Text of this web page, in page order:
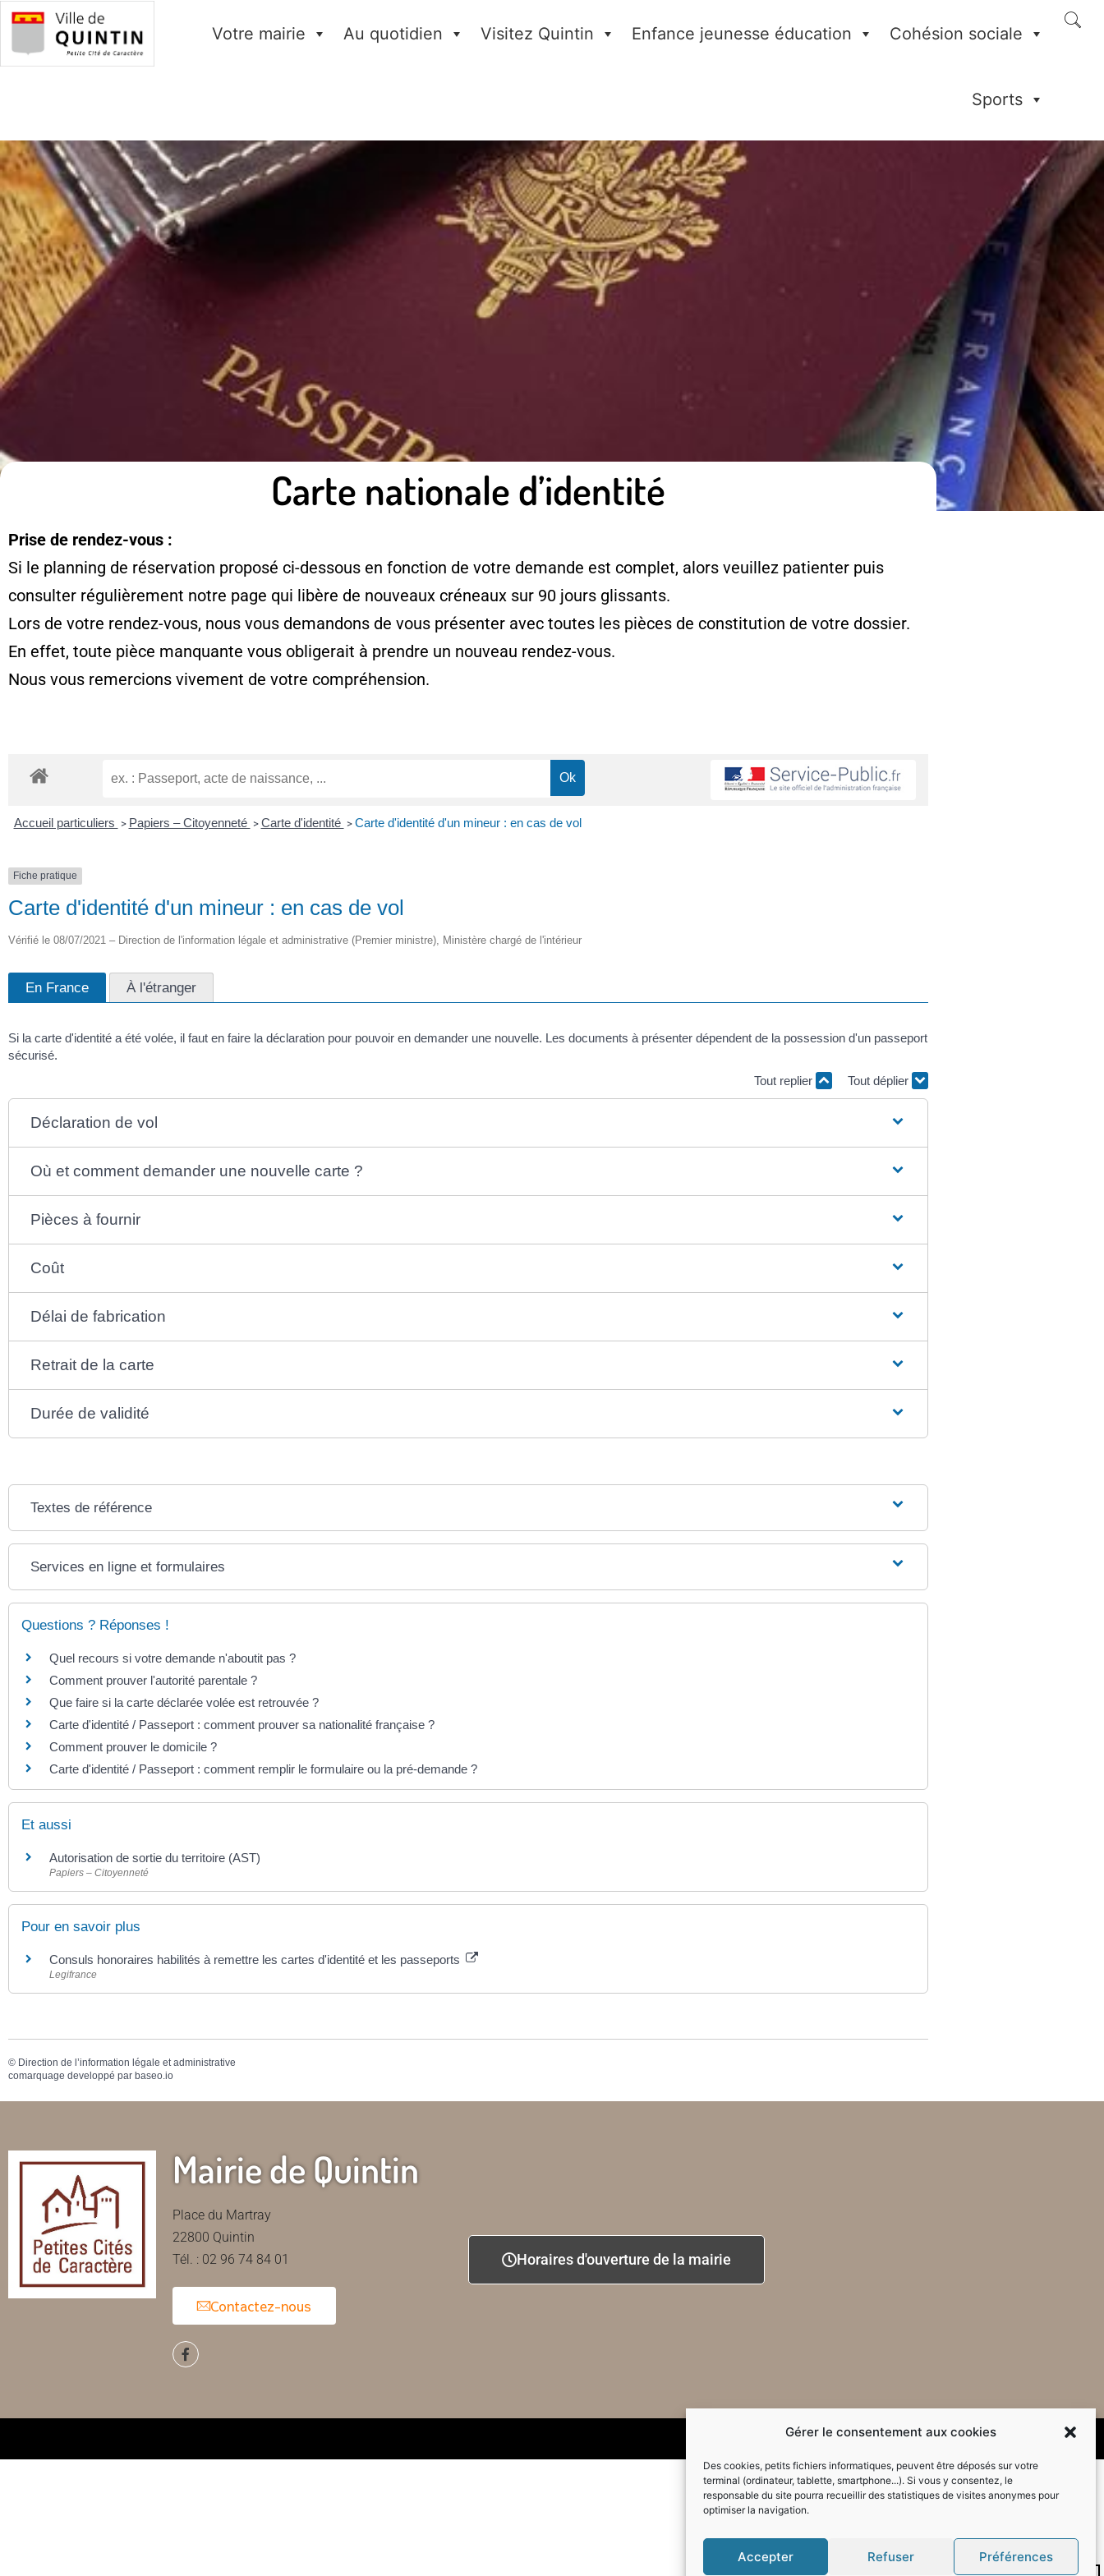
Gérer le consentement aux cookies
Des cookies, petits fichiers informatiques, peuvent être déposés sur votre
terminal (ordinateur, tablette, smartphone...). Si vous y consentez, le
responsable du site pourra recueillir des statistiques de visites anonymes pour
optimiser la navigation.
Accepter Refuser Préférences
Votre mairie Au quotidien Visitez Quintin Enfance jeunesse éducation Cohésion sociale
Sports
Carte nationale d’identité
Prise de rendez-vous :
Si le planning de réservation proposé ci-dessous en fonction de votre demande est complet, alors veuillez patienter puis
consulter régulièrement notre page qui libère de nouveaux créneaux sur 90 jours glissants.
Lors de votre rendez-vous, nous vous demandons de vous présenter avec toutes les pièces de constitution de votre dossier.
En effet, toute pièce manquante vous obligerait à prendre un nouveau rendez-vous.
Nous vous remercions vivement de votre compréhension.
Accueil particuliers > Papiers – Citoyenneté > Carte d'identité > Carte d'identité d'un mineur : en cas de vol
Fiche pratique
Carte d'identité d'un mineur : en cas de vol
Vérifié le 08/07/2021 – Direction de l'information légale et administrative (Premier ministre), Ministère chargé de l'intérieur
En France À l'étranger
Si la carte d'identité a été volée, il faut en faire la déclaration pour pouvoir en demander une nouvelle. Les documents à présenter dépendent de la possession d'un passeport
sécurisé.
Tout replier
Tout déplier
Déclaration de vol
Où et comment demander une nouvelle carte ?
Pièces à fournir
Coût
Délai de fabrication
Retrait de la carte
Durée de validité
Textes de référence
Services en ligne et formulaires
Questions ? Réponses !
Quel recours si votre demande n'aboutit pas ?
Comment prouver l'autorité parentale ?
Que faire si la carte déclarée volée est retrouvée ?
Carte d'identité / Passeport : comment prouver sa nationalité française ?
Comment prouver le domicile ?
Carte d'identité / Passeport : comment remplir le formulaire ou la pré-demande ?
Et aussi
Autorisation de sortie du territoire (AST)
Papiers – Citoyenneté
Pour en savoir plus
Consuls honoraires habilités à remettre les cartes d'identité et les passeports
Legifrance
© Direction de l’information légale et administrative
comarquage developpé par baseo.io
Mairie de Quintin
Place du Martray
22800 Quintin
Tél. : 02 96 74 84 01
Contactez-nous
Horaires d'ouverture de la mairie